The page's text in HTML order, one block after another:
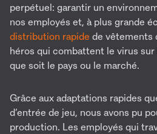
perpétuel: garantir un
nos employés et, à plus grande
distribution rapide de vêtements
héros qui combattent le virus
que soit le pays ou le marché.
Grâce aux adaptations rapides
d’entrée de jeu, nous avons pu
production. Les employés qui